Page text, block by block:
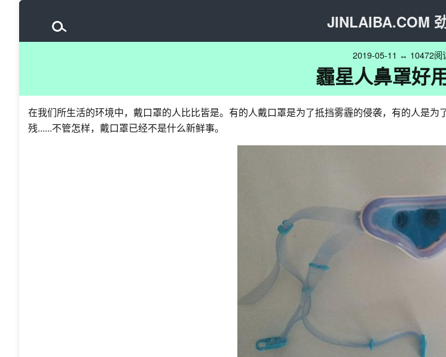
JINLAIBA.COM
2019-05-11 ↔ 10472阅
霾星人鼻罩好
在我们所生活的环境中，戴口罩的人比比皆是。有的人戴口罩是为了抵挡雾霾的侵袭，有的人是
残......不管怎样，戴口罩已经不是什么新鲜事。